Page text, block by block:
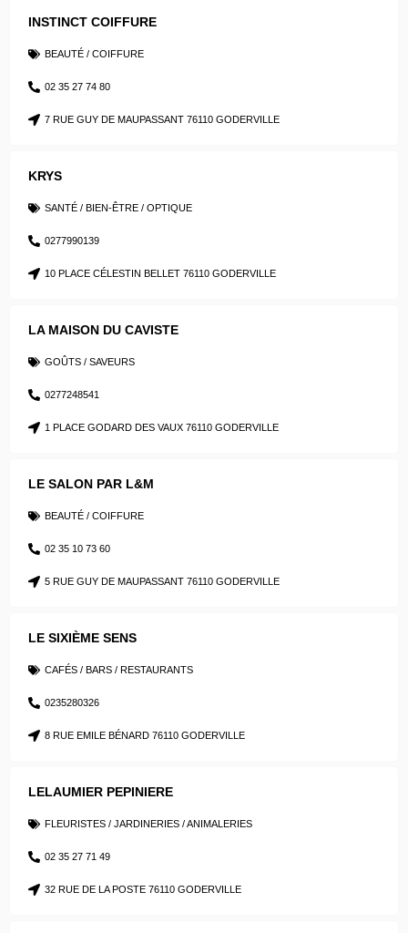
INSTINCT COIFFURE
BEAUTÉ / COIFFURE
02 35 27 74 80
7 RUE GUY DE MAUPASSANT 76110 GODERVILLE
KRYS
SANTÉ / BIEN-ÊTRE / OPTIQUE
0277990139
10 PLACE CÉLESTIN BELLET 76110 GODERVILLE
LA MAISON DU CAVISTE
GOÛTS / SAVEURS
0277248541
1 PLACE GODARD DES VAUX 76110 GODERVILLE
LE SALON PAR L&M
BEAUTÉ / COIFFURE
02 35 10 73 60
5 RUE GUY DE MAUPASSANT 76110 GODERVILLE
LE SIXIÈME SENS
CAFÉS / BARS / RESTAURANTS
0235280326
8 RUE EMILE BÉNARD 76110 GODERVILLE
LELAUMIER PEPINIERE
FLEURISTES / JARDINERIES / ANIMALERIES
02 35 27 71 49
32 RUE DE LA POSTE 76110 GODERVILLE